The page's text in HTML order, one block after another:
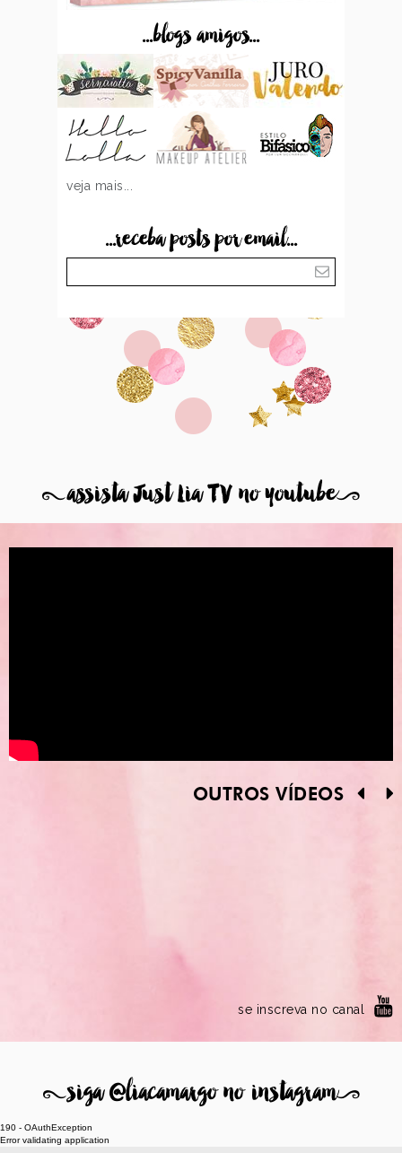
...blogs amigos...
veja mais...
...receba posts por email...
8assista Just Lia TV no youtube9
OUTROS VÍDEOS
se inscreva no canal
8siga @liacamargo no instagram9
190 - OAuthException
Error validating application